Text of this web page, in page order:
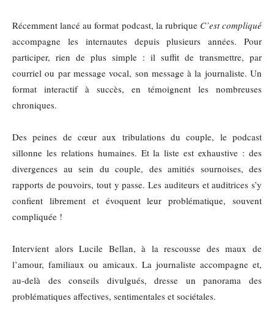
Récemment lancé au format podcast, la rubrique C’est compliqué
accompagne les internautes depuis plusieurs années. Pour
participer, rien de plus simple : il suffit de transmettre, par
courriel ou par message vocal, son message à la journaliste. Un
format interactif à succès, en témoignent les nombreuses
chroniques.
Des peines de cœur aux tribulations du couple, le podcast
sillonne les relations humaines. Et la liste est exhaustive : des
divergences au sein du couple, des amitiés sournoises, des
rapports de pouvoirs, tout y passe. Les auditeurs et auditrices s’y
confient librement et évoquent leur problématique, souvent
compliquée !
Intervient alors Lucile Bellan, à la rescousse des maux de
l’amour, familiaux ou amicaux. La journaliste accompagne et,
au-delà des conseils divulgués, dresse un panorama des
problématiques affectives, sentimentales et sociétales.